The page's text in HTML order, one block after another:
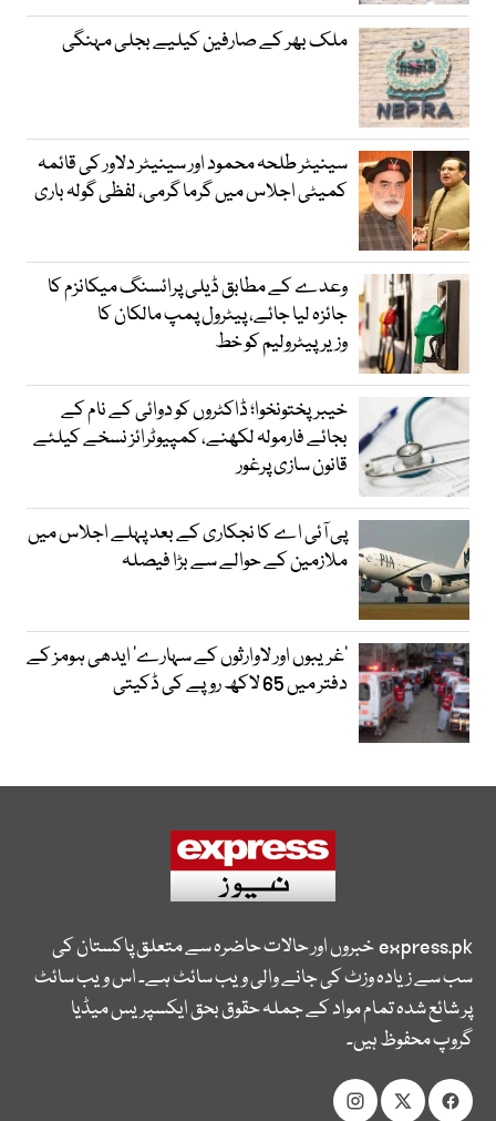
ملک بھر کے صارفین کیلیے بجلی مہنگی
سینیٹر طلحہ محمود اور سینیٹر دلاور کی قائمہ
کمیٹی اجلاس میں گرما گرمی، لفظی گولہ باری
وعدے کے مطابق ڈیلی پرائسنگ میکانزم کا
جائزہ لیا جائے، پیٹرول پمپ مالکان کا
وزیرپیٹرولیم کو خط
خیبرپختونخوا؛ ڈاکٹروں کو دوائی کے نام کے
بجائے فارمولہ لکھنے، کمپیوٹرائز نسخے کیلئے
قانون سازی پرغور
پی آئی اے کا نجکاری کے بعد پہلے اجلاس میں
ملازمین کے حوالے سے بڑا فیصلہ
’غریبوں اور لاوارثوں کے سہارے‘ ایدھی ہومز کے
دفتر میں 65 لاکھ روپے کی ڈکیتی
express.pkخبروں اور حالات حاضرہ سے متعلق پاکستان کی
سب سے زیادہ وزٹ کی جانے والی ویب سائٹ ہے۔ اس ویب سائٹ
پر شائع شدہ تمام مواد کے جملہ حقوق بحق ایکسپریس میڈیا
گروپ محفوظ ہیں۔